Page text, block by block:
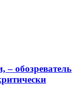
– обозреватель